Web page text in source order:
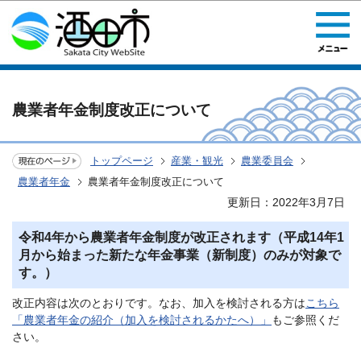
このページの本文へ移動
農業者年金制度改正について
トップページ 産業・観光
農業委員会
農業者年金
農業者年金制度改正について
更新日：2022年3月7日
令和4年から農業者年金制度が改正されます（平成14年1
月から始まった新たな年金事業（新制度）のみが対象で
す。）
改正内容は次のとおりです。なお、加入を検討される方はこちら
「農業者年金の紹介（加入を検討されるかたへ）」
もご参照くだ
さい。